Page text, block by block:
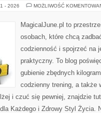
- 2026 MOŻLIWOŚĆ
MagicalJune.pl to
osobach, które chcą
codzienność i spojrzeć na
praktyczny. To blog
gubienie zbędnych
codzienny trening, a także
i czuć się pewniej, znajdzie
Każdego i Zdrowy Styl Życia.